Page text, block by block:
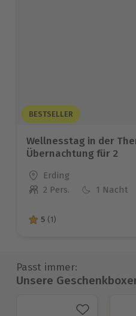
BESTSELLER
Wellnesstag in der
Übernachtung für 2
Standort
Erding
Anzahl der Teilnehmer
2 Pers. 1 Nacht
5 von 5 Sternen
5 (1)
Passt immer:
Unsere